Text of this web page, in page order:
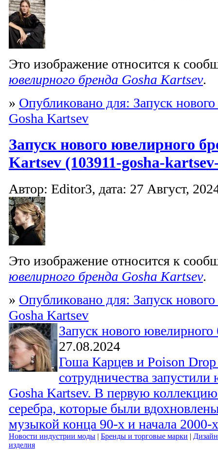
Это изображение относится к
ювелирного бренда Gosha Kartsev.
» Опубликовано для: Запуск
Gosha Kartsev
Запуск нового ювелирного
Kartsev (103911-gosha-
Автор: Editor3, дата: 27 Август,
Это изображение относится к
ювелирного бренда Gosha Kartsev.
» Опубликовано для: Запуск
Gosha Kartsev
Запуск нового
27.08.2024
Гоша Карцев и Poison
сотрудничества
Gosha Kartsev. В первую
серебра, которые были
музыкой конца 90-х и начала 2000-
Новости индустрии моды | Бренды и торговые марки |
изделия